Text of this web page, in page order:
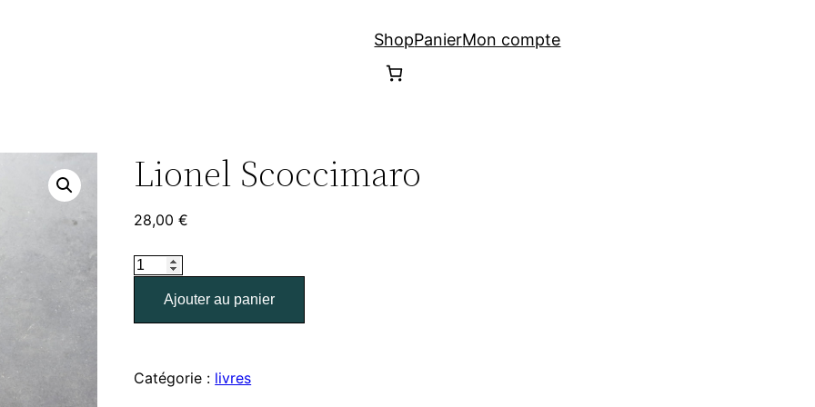
ShopPanierMon compte
Lionel Scoccimaro
28,00€
quantité
Lionel
Ajouter au panier
Catégorie : livres